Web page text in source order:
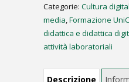
Categorie: Cultura
media,Formazione
didattica e didattica
attività laboratoriali